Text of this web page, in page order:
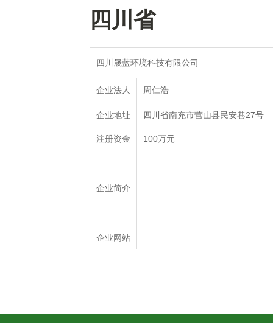
四川省
四川晟蓝环境科技有限公司
企业法人 周仁浩
企业地址 四川省南充市营山县民安巷27号
注册资金 100万元
企业简介
企业网站